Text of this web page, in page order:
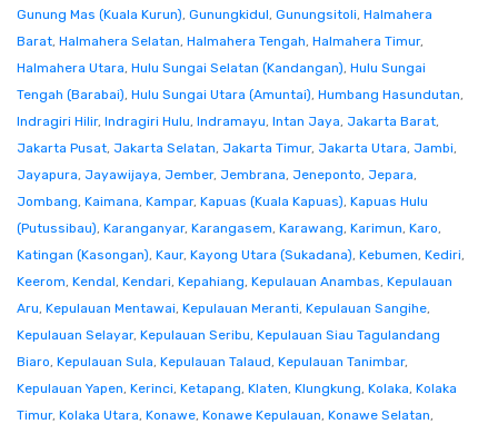
Gunung Mas (Kuala Kurun), Gunungkidul, Gunungsitoli, Halmahera
Barat, Halmahera Selatan, Halmahera Tengah, Halmahera Timur,
Halmahera Utara, Hulu Sungai Selatan (Kandangan), Hulu Sungai
Tengah (Barabai), Hulu Sungai Utara (Amuntai), Humbang Hasundutan,
Indragiri Hilir, Indragiri Hulu, Indramayu, Intan Jaya, Jakarta Barat,
Jakarta Pusat, Jakarta Selatan, Jakarta Timur, Jakarta Utara, Jambi,
Jayapura, Jayawijaya, Jember, Jembrana, Jeneponto, Jepara,
Jombang, Kaimana, Kampar, Kapuas (Kuala Kapuas), Kapuas Hulu
(Putussibau), Karanganyar, Karangasem, Karawang, Karimun, Karo,
Katingan (Kasongan), Kaur, Kayong Utara (Sukadana), Kebumen, Kediri,
Keerom, Kendal, Kendari, Kepahiang, Kepulauan Anambas, Kepulauan
Aru, Kepulauan Mentawai, Kepulauan Meranti, Kepulauan Sangihe,
Kepulauan Selayar, Kepulauan Seribu, Kepulauan Siau Tagulandang
Biaro, Kepulauan Sula, Kepulauan Talaud, Kepulauan Tanimbar,
Kepulauan Yapen, Kerinci, Ketapang, Klaten, Klungkung, Kolaka, Kolaka
Timur, Kolaka Utara, Konawe, Konawe Kepulauan, Konawe Selatan,